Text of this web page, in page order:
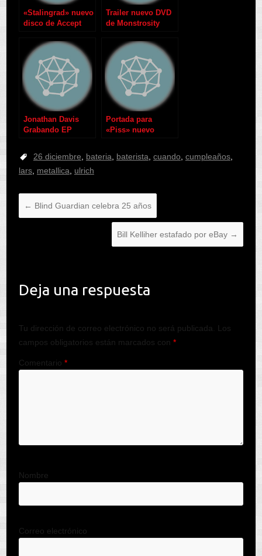
«Stalingrad» nuevo
disco de Accept
Trailer nuevo DVD
de Monstrosity
Jonathan Davis
Grabando EP
Portada para
«Piss» nuevo
26 diciembre bateria baterista cuando cumpleaños,
lars, metallica ulrich
← Blind Guardian celebra 25 años
Bill Kelliher estafado por eBay →
Deja una respuesta
Tu dirección de correo electrónico no será publicada.
Los
campos obligatorios están marcados con *
Comentario *
Nombre
Correo electrónico